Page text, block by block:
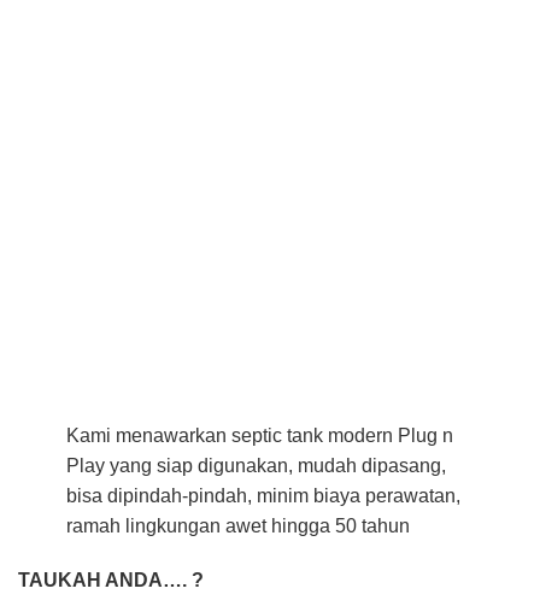
Kami menawarkan septic tank modern Plug n
Play yang siap digunakan, mudah dipasang,
bisa dipindah-pindah, minim biaya perawatan,
ramah lingkungan awet hingga 50 tahun
TAUKAH ANDA…. ?